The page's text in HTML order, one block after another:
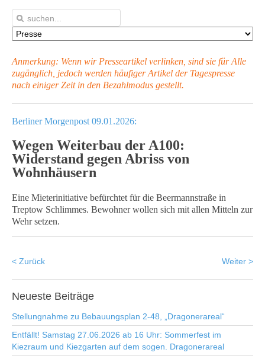
Anmerkung: Wenn wir Presseartikel verlinken, sind sie für Alle
zugänglich, jedoch werden häufiger Artikel der Tagespresse
nach einiger Zeit in den Bezahlmodus gestellt.
Berliner Morgenpost 09.01.2026:
Wegen Weiterbau der A100:
Widerstand gegen Abriss von
Wohnhäusern
Eine Mieterinitiative befürchtet für die Beermannstraße in
Treptow Schlimmes. Bewohner wollen sich mit allen Mitteln zur
Wehr setzen.
< Zurück Weiter >
Neueste Beiträge
Stellungnahme zu Bebauungsplan 2-48, „Dragonerareal“
Entfällt! Samstag 27.06.2026 ab 16 Uhr: Sommerfest im
Kiezraum und Kiezgarten auf dem sogen. Dragonerareal